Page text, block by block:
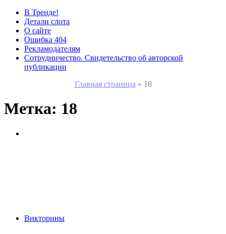
В Тренде!
Детали слота
О сайте
Ошибка 404
Рекламодателям
Сотрудничество. Свидетельство об авторской
публикации
Главная страница » 18
Метка: 18
Викторины